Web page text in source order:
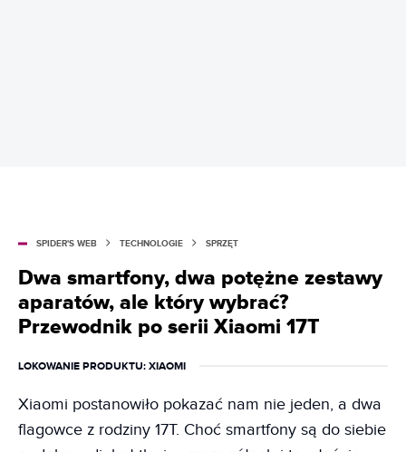
SPIDER'S WEB TECHNOLOGIE SPRZĘT
Dwa smartfony, dwa potężne zestawy
aparatów, ale który wybrać?
Przewodnik po serii Xiaomi 17T
LOKOWANIE PRODUKTU: XIAOMI
Xiaomi postanowiło pokazać nam nie jeden, a dwa
flagowce z rodziny 17T. Choć smartfony są do siebie